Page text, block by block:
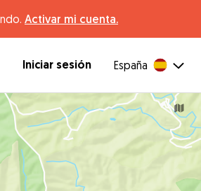
Activar mi cuenta.
Iniciar sesión España